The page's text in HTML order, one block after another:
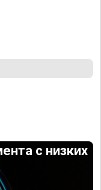
с низких